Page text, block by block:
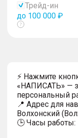
Трейд-ин
до 100 000 ₽
Показать
⚡ Нажмите
«НАПИСАТЬ» —
персональный
📍 Адрес для
Волхонский
🕒 Часы работы: